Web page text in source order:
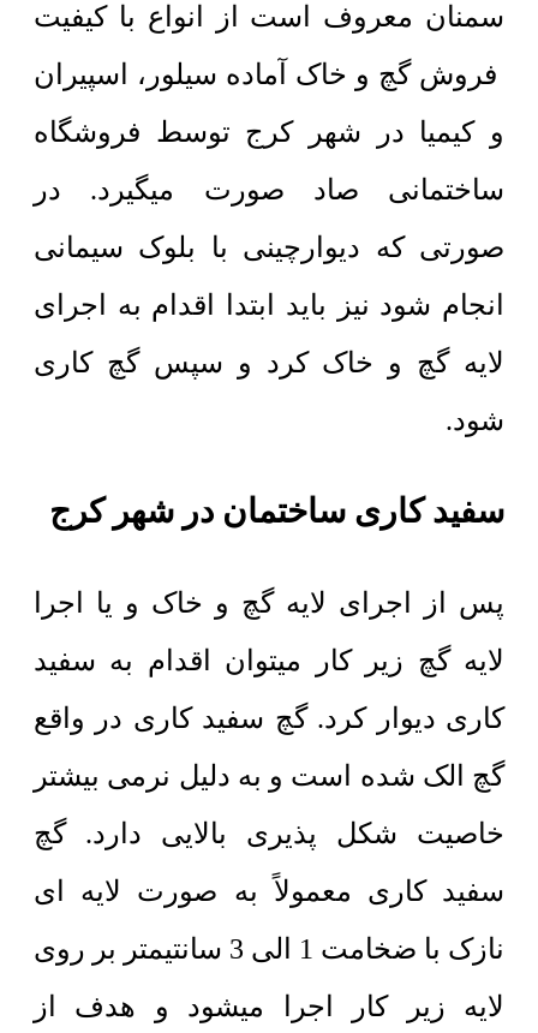
سمنان معروف است از انواع با کیفیت
فروش گچ و خاک آماده سیلور، اسپیران
و کیمیا در شهر کرج توسط فروشگاه
ساختمانی صاد صورت میگیرد. در
صورتی که دیوارچینی با بلوک سیمانی
انجام شود نیز باید ابتدا اقدام به اجرای
لایه گچ و خاک کرد و سپس گچ کاری
شود.
سفید کاری ساختمان در شهر کرج
پس از اجرای لایه گچ و خاک و یا اجرا
لایه گچ زیر کار میتوان اقدام به سفید
کاری دیوار کرد. گچ سفید کاری در واقع
گچ الک شده است و به دلیل نرمی بیشتر
خاصیت شکل پذیری بالایی دارد. گچ
سفید کاری معمولاً به صورت لایه ای
نازک با ضخامت 1 الی 3 سانتیمتر بر روی
لایه زیر کار اجرا میشود و هدف از